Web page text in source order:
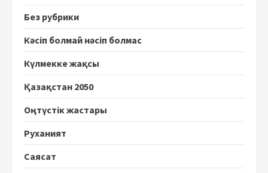
Без рубрики
Кәсіп болмай нәсіп болмас
Күлмекке жақсы
Қазақстан 2050
Оңтүстік жастары
Руханият
Саясат